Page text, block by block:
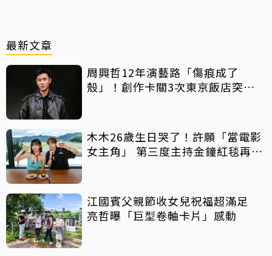
最新文章
周興哲12年演藝路「傷痕成了
殼」！創作卡關3次東京飯店突找
木木26歲生日哭了！許願「當電影
女主角」 第三度主持金鐘紅毯再喊
江國賓父親節收女兒祝福超滿足
亮哲曝「巨型卷軸卡片」感動